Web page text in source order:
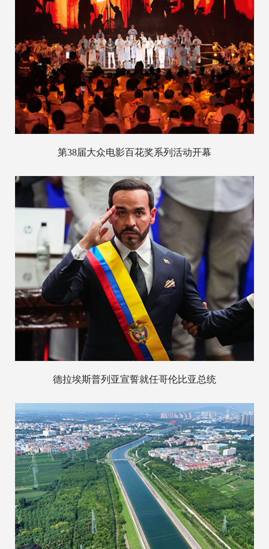
第38届大众电影百花奖系列活动开幕
德拉埃斯普列亚宣誓就任哥伦比亚总统